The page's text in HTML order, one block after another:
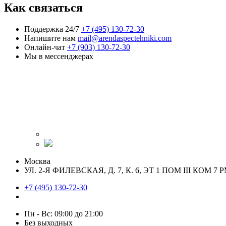
Как связаться
Поддержка 24/7 +7 (495) 130-72-30
Напишите нам mail@arendaspectehniki.com
Онлайн-чат +7 (903) 130-72-30
Мы в мессенджерах
Москва
УЛ. 2-Я ФИЛЕВСКАЯ, Д. 7, К. 6, ЭТ 1 ПОМ III КОМ 7
+7 (495) 130-72-30
Пн - Вс: 09:00 до 21:00
Без выходных